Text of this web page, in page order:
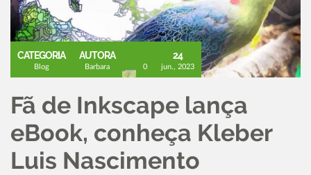
CATEGORIA
Blog
AUTORA
Barbara 0
24
jun., 2023
Fã de Inkscape lança
eBook, conheça Kleber
Luis Nascimento